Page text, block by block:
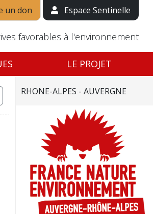
un don Espace Sentinelle
favorables à l'environnement
LE PROJET
RHONE-ALPES - AUVERGNE